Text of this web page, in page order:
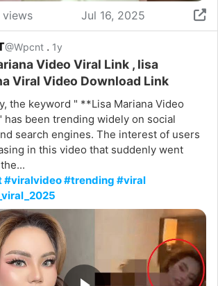
views Jul 16, 2025
@Wpcnt . 1y
Video Viral Link , lisa
Viral Video Download Link
the keyword " **Lisa Mariana Video
has been trending widely on social
search engines. The interest of users
in this video that suddenly went
#viralvideo #trending #viral